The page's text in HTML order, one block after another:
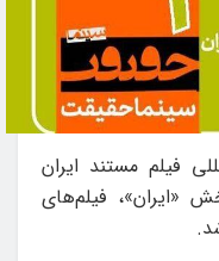
فیلم مستند ایران
«ایران»، فیلم‌های